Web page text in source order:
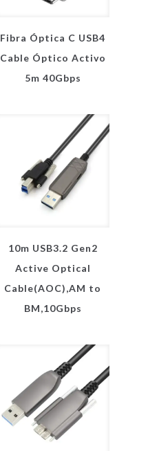
Fibra Óptica C USB4
Cable Óptico Activo
5m 40Gbps
10m USB3.2 Gen2
Active Optical
Cable(AOC),AM to
BM,10Gbps